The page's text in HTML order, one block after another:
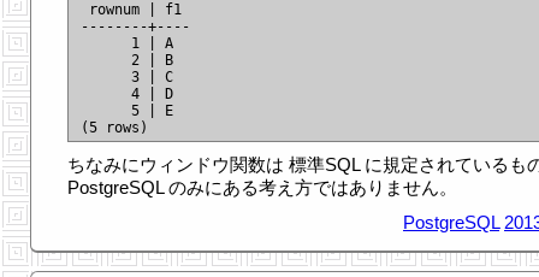
rownum | f1
--------+----
      1 | A
      2 | B
      3 | C
      4 | D
      5 | E
ちなみにウィンドウ関数は 標準SQL に規定されているも
PostgreSQL のみにある考え方ではありません。
PostgreSQL